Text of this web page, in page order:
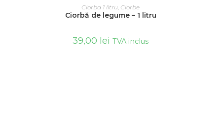
ADAUGĂ ÎN COȘ
Ciorba 1 litru, Ciorbe
Ciorbă de legume – 1 litru
39,00 lei TVA inclus